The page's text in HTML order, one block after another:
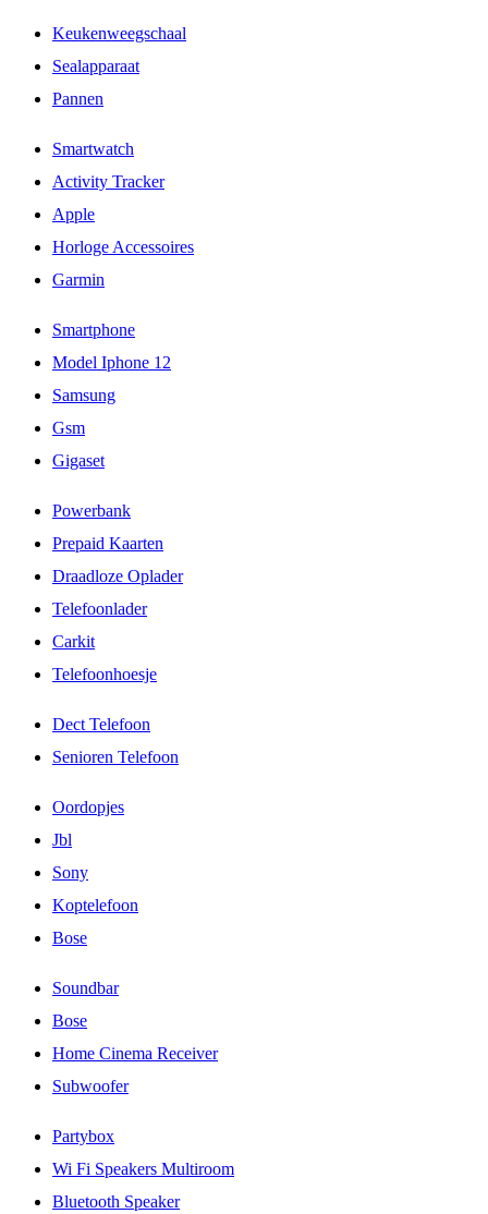
Keukenweegschaal
Sealapparaat
Pannen
Smartwatch
Activity Tracker
Apple
Horloge Accessoires
Garmin
Smartphone
Model Iphone 12
Samsung
Gsm
Gigaset
Powerbank
Prepaid Kaarten
Draadloze Oplader
Telefoonlader
Carkit
Telefoonhoesje
Dect Telefoon
Senioren Telefoon
Oordopjes
Jbl
Sony
Koptelefoon
Bose
Soundbar
Bose
Home Cinema Receiver
Subwoofer
Partybox
Wi Fi Speakers Multiroom
Bluetooth Speaker